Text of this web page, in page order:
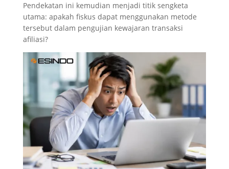
Pendekatan ini kemudian menjadi titik sengketa
utama: apakah fiskus dapat menggunakan metode
tersebut dalam pengujian kewajaran transaksi
afiliasi?